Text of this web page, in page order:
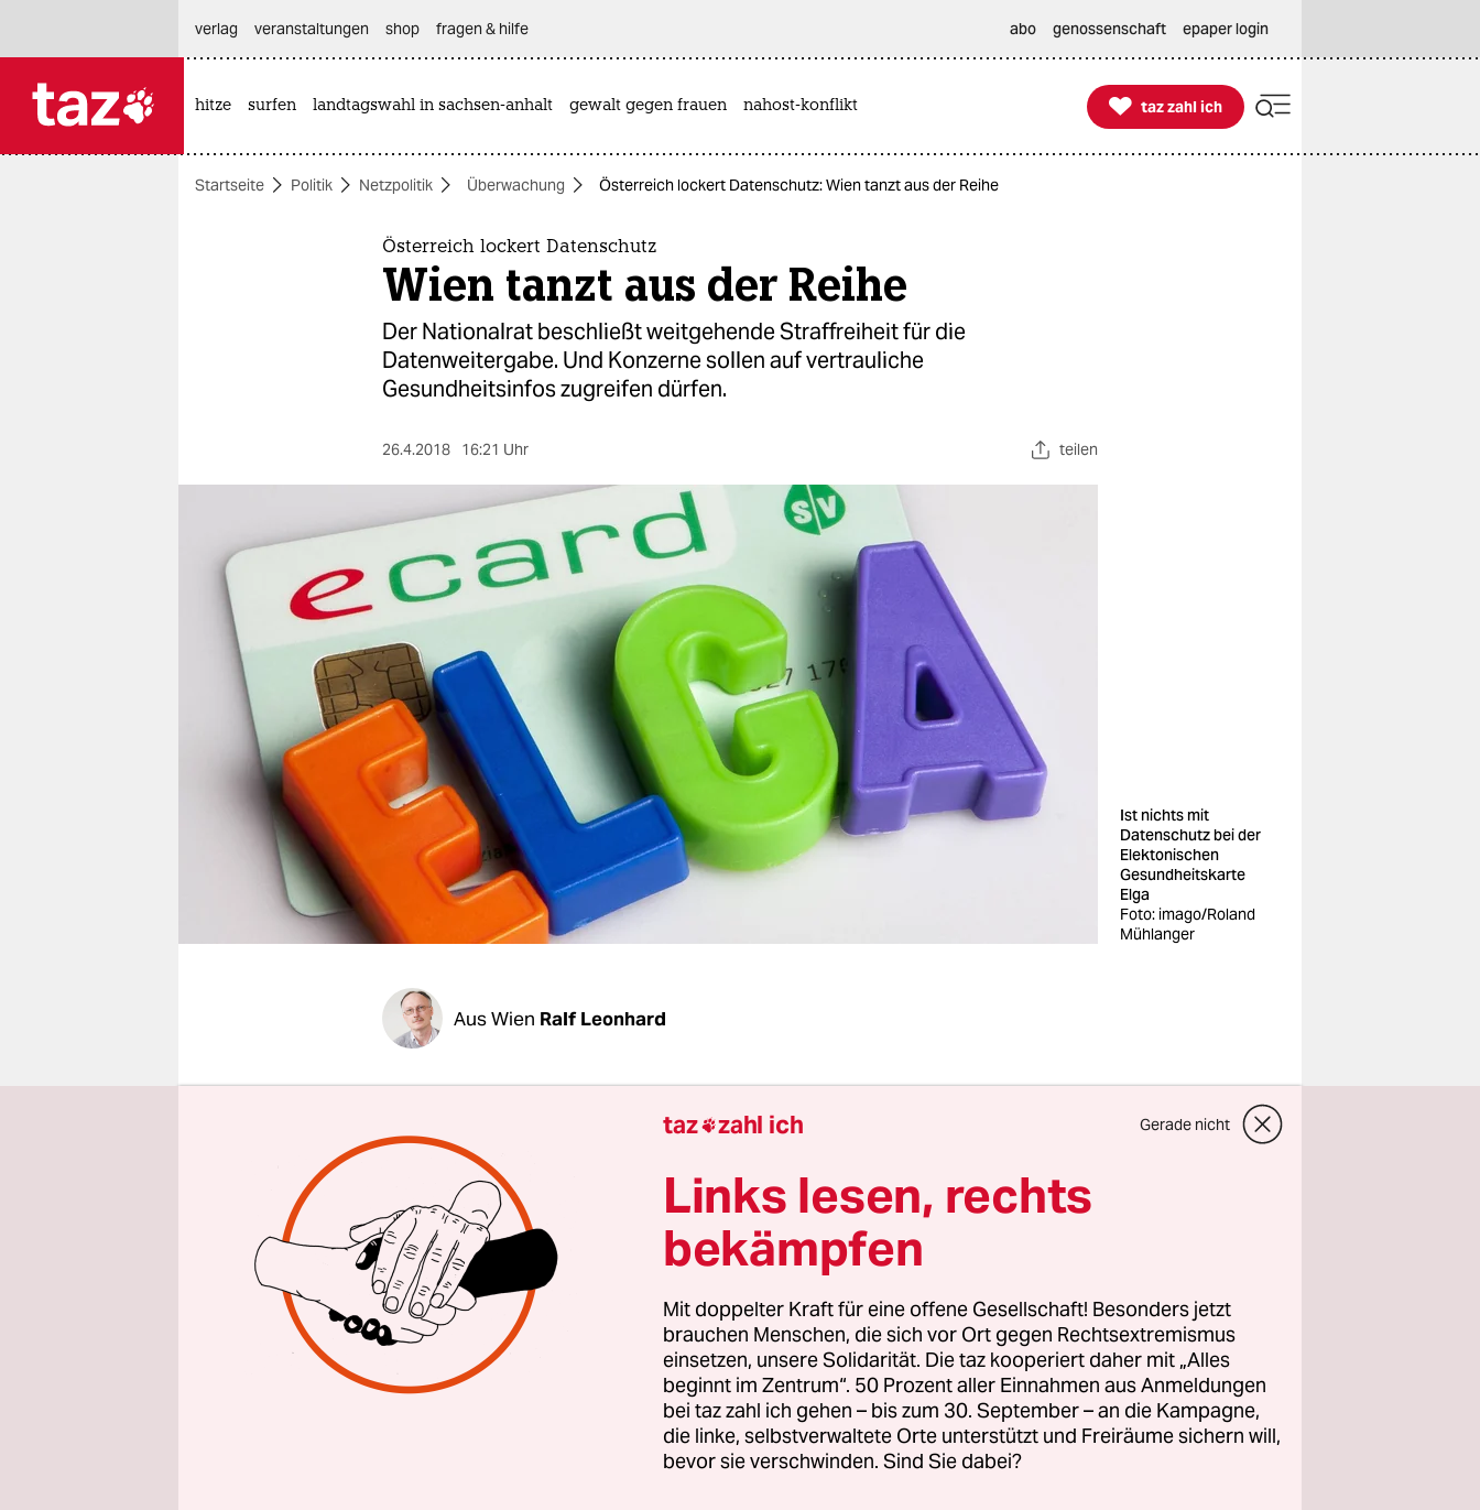
themen
nord
wahrheit
verlag
verlag
veranstaltungen
fragen & hilfe
unterstützen
genossenschaft
verlag
veranstaltungen shop fragen & hilfe abo genossenschaft epaper login
hitze surfen landtagswahl in sachsen-anhalt gewalt gegen frauen nahost-konflikt 
taz zahl ich
taz zahl ich
Startseite Politik Netzpolitik Überwachung Österreich lockert Datenschutz: Wien tanzt aus der Reihe
Österreich lockert Datenschutz
Wien tanzt aus der Reihe
Der Nationalrat beschließt weitgehende Straffreiheit für die
Datenweitergabe. Und Konzerne sollen auf vertrauliche
Gesundheitsinfos zugreifen dürfen.
26.4.2018 16:21 Uhr teilen
Ist nichts mit
Datenschutz bei der
Elektonischen
Gesundheitskarte
Elga
Foto: imago/Roland
Mühlanger
Aus Wien Ralf Leonhard
Auch bei der Datenschutzgrundverordnung (DSGVO), die am 25. Mai in
der gesamten EU in Kraft tritt, tanzt Österreich aus der Reihe: Während
die deutsche Bundesregierung im aktuellen Facebook-Skandal gerne
mit den Strafen in Höhe von bis zu vier Prozent des Jahresumsatzes
droht – für Facebook wären das 1,6 Milliarden Euro –, wurden dem
Gesetzeswerk von den Regierungsparteien ÖVP und FPÖ gerade die
Zähne gezogen: Nun soll es Sanktionen in aller Regel nur für
Wiederholungstäter geben, selbst hiervon gibt es Ausnahmen.
Behörden sollen immer straffrei ausgehen. Grotesk: Laut der vom
Nationalrat beschlossenen Regelung dürfen sogar ausländische Spione
ohne Strafe in österreichischen Daten herumschnüffeln.
taz zahl ich Gerade nicht
Links lesen, rechts
bekämpfen
Mit doppelter Kraft für eine offene Gesellschaft! Besonders jetzt
brauchen Menschen, die sich vor Ort gegen Rechtsextremismus
einsetzen, unsere Solidarität. Die taz kooperiert daher mit „Alles
beginnt im Zentrum“. 50 Prozent aller Einnahmen aus Anmeldungen
bei taz zahl ich gehen – bis zum 30. September – an die Kampagne,
die linke, selbstverwaltete Orte unterstützt und Freiräume sichern will,
bevor sie verschwinden. Sind Sie dabei?